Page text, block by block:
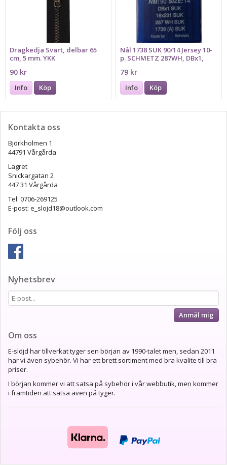
Dragkedja Svart, delbar 65
cm, 5 mm. YKK
90 kr
Info Köp
Nål 1738 SUK 90/14 Jersey 10-
p. SCHMETZ 287WH, DBx1,
79 kr
Info Köp
Kontakta oss
Björkholmen 1
44791 Vårgårda
Lagret
Snickargatan 2
447 31 Vårgårda
Tel: 0706-269125
E-post: e_slojd18@outlook.com
Följ oss
Nyhetsbrev
Anmäl mig
Om oss
E-slöjd har tillverkat tyger sen början av 1990-talet men, sedan 2011
har vi även sybehör. Vi har ett brett sortiment med bra kvalite till bra
priser.
I början kommer vi att satsa på sybehör i vår webbutik, men kommer
i framtiden att satsa även på tyger.